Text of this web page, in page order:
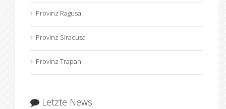
Provinz Ragusa
Provinz Siracusa
Provinz Trapani
Letzte News